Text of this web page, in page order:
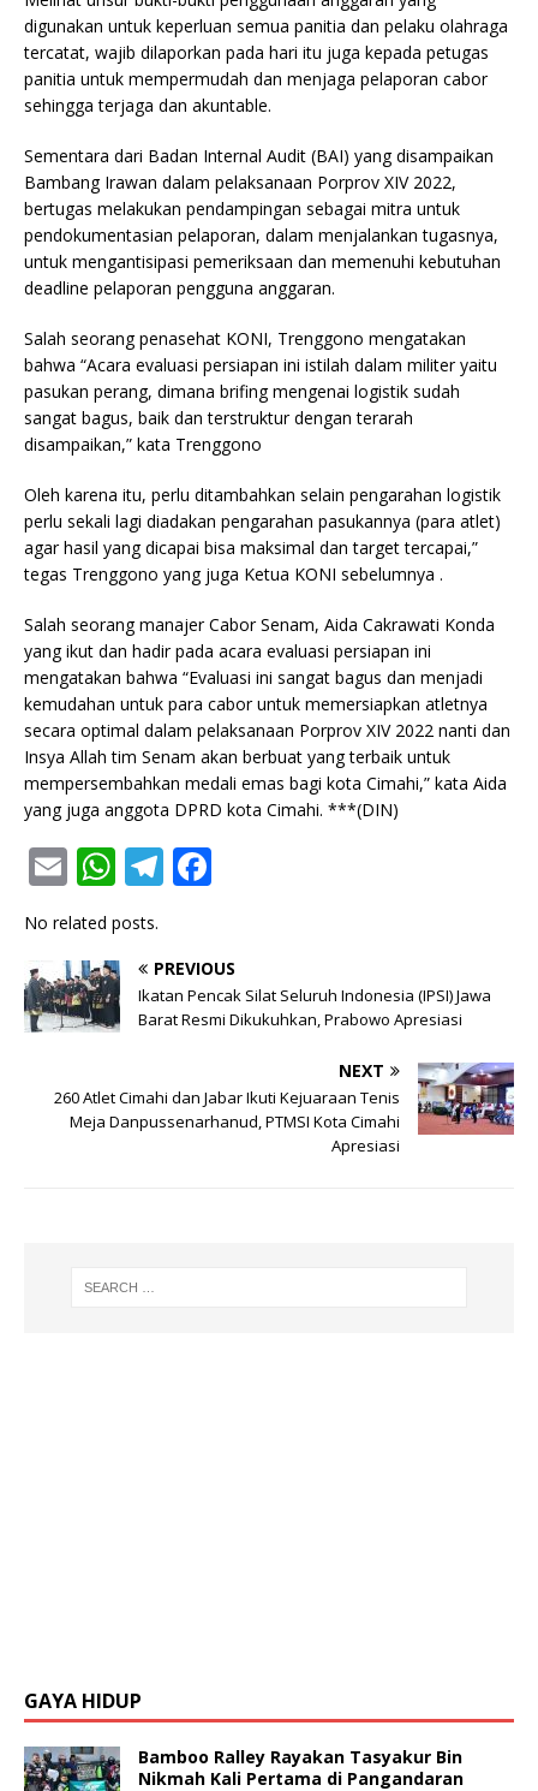
digunakan untuk keperluan semua panitia dan pelaku olahraga
tercatat, wajib dilaporkan pada hari itu juga kepada petugas
panitia untuk mempermudah dan menjaga pelaporan cabor
sehingga terjaga dan akuntable.
Sementara dari Badan Internal Audit (BAI) yang disampaikan
Bambang Irawan dalam pelaksanaan Porprov XIV 2022,
bertugas melakukan pendampingan sebagai mitra untuk
pendokumentasian pelaporan, dalam menjalankan tugasnya,
untuk mengantisipasi pemeriksaan dan memenuhi kebutuhan
deadline pelaporan pengguna anggaran.
Salah seorang penasehat KONI, Trenggono mengatakan
bahwa “Acara evaluasi persiapan ini istilah dalam militer yaitu
pasukan perang, dimana brifing mengenai logistik sudah
sangat bagus, baik dan terstruktur dengan terarah
disampaikan,” kata Trenggono
Oleh karena itu, perlu ditambahkan selain pengarahan logistik
perlu sekali lagi diadakan pengarahan pasukannya (para atlet)
agar hasil yang dicapai bisa maksimal dan target tercapai,”
tegas Trenggono yang juga Ketua KONI sebelumnya .
Salah seorang manajer Cabor Senam, Aida Cakrawati Konda
yang ikut dan hadir pada acara evaluasi persiapan ini
mengatakan bahwa “Evaluasi ini sangat bagus dan menjadi
kemudahan untuk para cabor untuk memersiapkan atletnya
secara optimal dalam pelaksanaan Porprov XIV 2022 nanti dan
Insya Allah tim Senam akan berbuat yang terbaik untuk
mempersembahkan medali emas bagi kota Cimahi,” kata Aida
yang juga anggota DPRD kota Cimahi. ***(DIN)
E
m
ai
l
W
at
s
A
p
T
g
ra
e
b
o
k
No related posts.
PREVIOUS
Ikatan Pencak Silat Seluruh Indonesia (IPSI) Jawa
Barat Resmi Dikukuhkan, Prabowo Apresiasi
NEXT
260 Atlet Cimahi dan Jabar Ikuti Kejuaraan Tenis
Meja Danpussenarhanud, PTMSI Kota Cimahi
Apresiasi
GAYA HIDUP
Bamboo Ralley Rayakan Tasyakur Bin
Nikmah Kali Pertama di Pangandaran